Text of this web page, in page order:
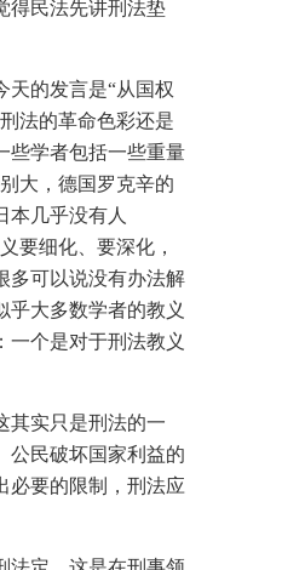
得民法先讲刑法垫
天的发言是“从国权
法的革命色彩还是
些学者包括一些重量
大，德国罗克辛的
本几乎没有人
要细化、要深化，
多可以说没有办法解
乎大多数学者的教义
一个是对于刑法教义
其实只是刑法的一
公民破坏国家利益的
必要的限制，刑法应